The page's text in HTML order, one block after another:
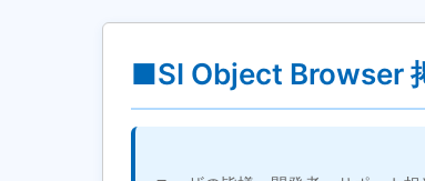
■SI Object Browser